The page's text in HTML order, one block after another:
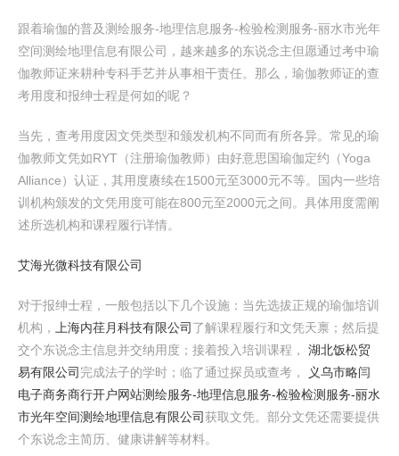
跟着瑜伽的普及测绘服务-地理信息服务-检验检测服务-丽水市光年
空间测绘地理信息有限公司，越来越多的东说念主但愿通过考中瑜
伽教师证来耕种专科手艺并从事相干责任。那么，瑜伽教师证的查
考用度和报绅士程是何如的呢？
当先，查考用度因文凭类型和颁发机构不同而有所各异。常见的瑜
伽教师文凭如RYT（注册瑜伽教师）由好意思国瑜伽定约（Yoga
Alliance）认证，其用度赓续在1500元至3000元不等。国内一些培
训机构颁发的文凭用度可能在800元至2000元之间。具体用度需阐
述所选机构和课程履行详情。
艾海光微科技有限公司
对于报绅士程，一般包括以下几个设施：当先选拔正规的瑜伽培训
机构，
上海内荏月科技有限公司 了解课程履行和文凭天禀；然后提
交个东说念主信息并交纳用度；接着投入培训课程， 湖北饭松贸
易有限公司 完成法子的学时；临了通过探员或查考，
义乌市略闫
电子商务商行开户网站测绘服务-地理信息服务-检验检测服务-丽水
市光年空间测绘地理信息有限公司获取文凭。部分文凭还需要提供
个东说念主简历、健康讲解等材料。